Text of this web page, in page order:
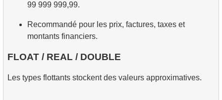
99 999 999,99.
Recommandé pour les prix, factures, taxes et
montants financiers.
FLOAT / REAL / DOUBLE
Les types flottants stockent des valeurs approximatives.